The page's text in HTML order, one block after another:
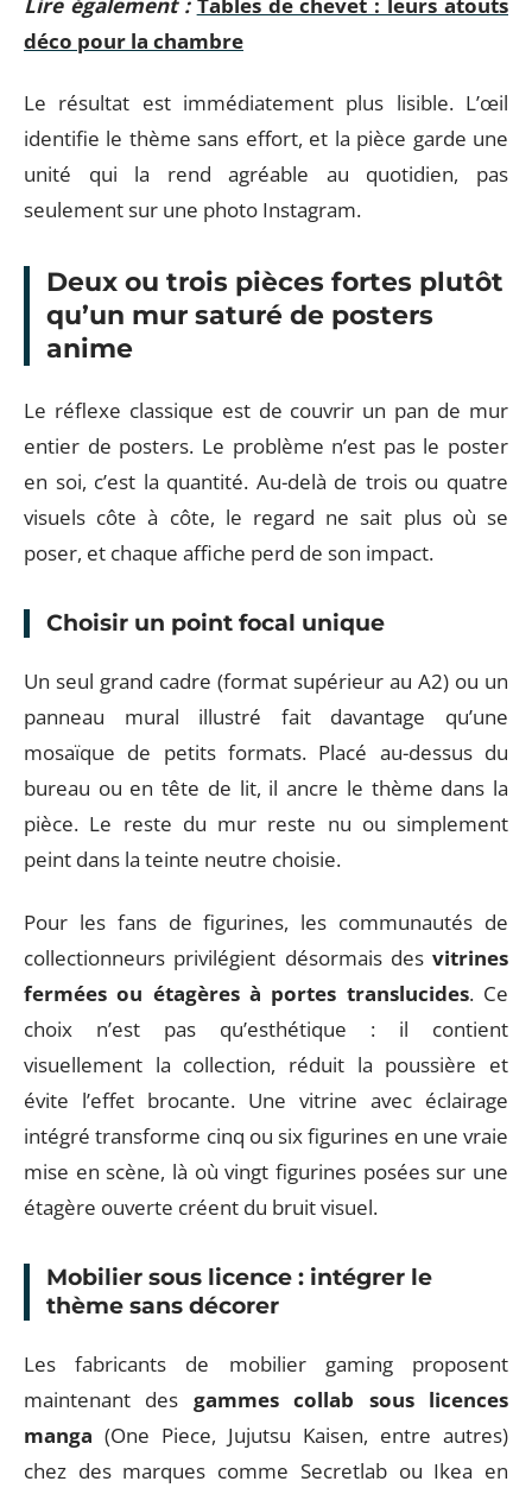
déco pour la chambre
Le résultat est immédiatement plus lisible. L’œil
identifie le thème sans effort, et la pièce garde une
unité qui la rend agréable au quotidien, pas
seulement sur une photo Instagram.
Deux ou trois pièces fortes plutôt
qu’un mur saturé de posters
anime
Le réflexe classique est de couvrir un pan de mur
entier de posters. Le problème n’est pas le poster
en soi, c’est la quantité. Au-delà de trois ou quatre
visuels côte à côte, le regard ne sait plus où se
poser, et chaque affiche perd de son impact.
Choisir un point focal unique
Un seul grand cadre (format supérieur au A2) ou un
panneau mural illustré fait davantage qu’une
mosaïque de petits formats. Placé au-dessus du
bureau ou en tête de lit, il ancre le thème dans la
pièce. Le reste du mur reste nu ou simplement
peint dans la teinte neutre choisie.
Pour les fans de figurines, les communautés de
collectionneurs privilégient désormais des vitrines
fermées ou étagères à portes translucides. Ce
choix n’est pas qu’esthétique : il contient
visuellement la collection, réduit la poussière et
évite l’effet brocante. Une vitrine avec éclairage
intégré transforme cinq ou six figurines en une vraie
mise en scène, là où vingt figurines posées sur une
étagère ouverte créent du bruit visuel.
Mobilier sous licence : intégrer le
thème sans décorer
Les fabricants de mobilier gaming proposent
maintenant des gammes collab sous licences
manga (One Piece, Jujutsu Kaisen, entre autres)
chez des marques comme Secretlab ou Ikea en